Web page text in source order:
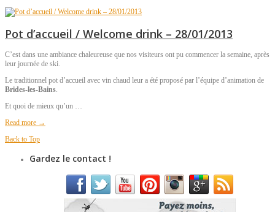
Pot d’accueil / Welcome drink – 28/01/2013
C’est dans une ambiance chaleureuse que nos visiteurs ont pu commencer la semaine, après
leur journée de ski.
Le traditionnel pot d’accueil avec vin chaud leur a été proposé par l’équipe d’animation de
Brides-les-Bains
Et quoi de mieux qu’un …
Read more →
Back to Top
Gardez le contact !